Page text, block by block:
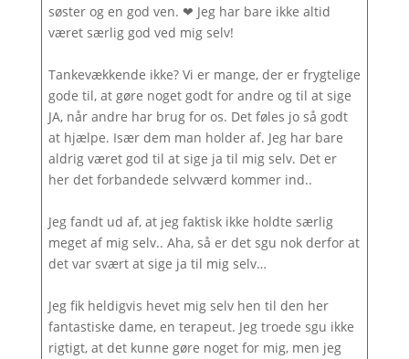
søster og en god ven. ❤ Jeg har bare ikke altid
været særlig god ved mig selv!
Tankevækkende ikke? Vi er mange, der er frygtelige
gode til, at gøre noget godt for andre og til at sige
JA, når andre har brug for os. Det føles jo så godt
at hjælpe. Især dem man holder af. Jeg har bare
aldrig været god til at sige ja til mig selv. Det er
her det forbandede selvværd kommer ind..
Jeg fandt ud af, at jeg faktisk ikke holdte særlig
meget af mig selv.. Aha, så er det sgu nok derfor at
det var svært at sige ja til mig selv…
Jeg fik heldigvis hevet mig selv hen til den her
fantastiske dame, en terapeut. Jeg troede sgu ikke
rigtigt, at det kunne gøre noget for mig, men jeg